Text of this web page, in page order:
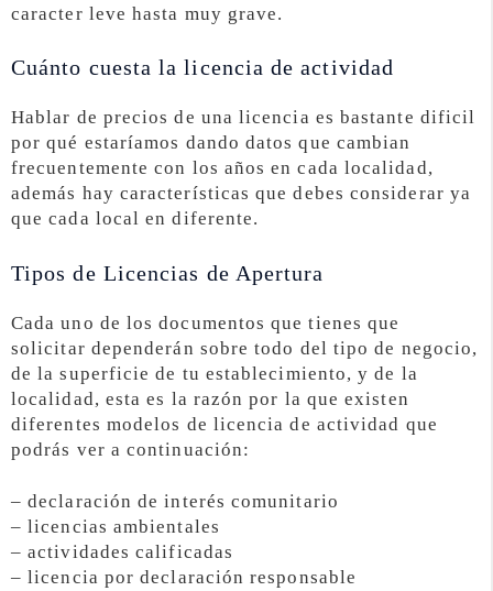
caracter leve hasta muy grave.
Cuánto cuesta la licencia de actividad
Hablar de precios de una licencia es bastante dificil
por qué estaríamos dando datos que cambian
frecuentemente con los años en cada localidad,
además hay características que debes considerar ya
que cada local en diferente.
Tipos de Licencias de Apertura
Cada uno de los documentos que tienes que
solicitar dependerán sobre todo del tipo de negocio,
de la superficie de tu establecimiento, y de la
localidad, esta es la razón por la que existen
diferentes modelos de licencia de actividad que
podrás ver a continuación:
– declaración de interés comunitario
– licencias ambientales
– actividades calificadas
– licencia por declaración responsable